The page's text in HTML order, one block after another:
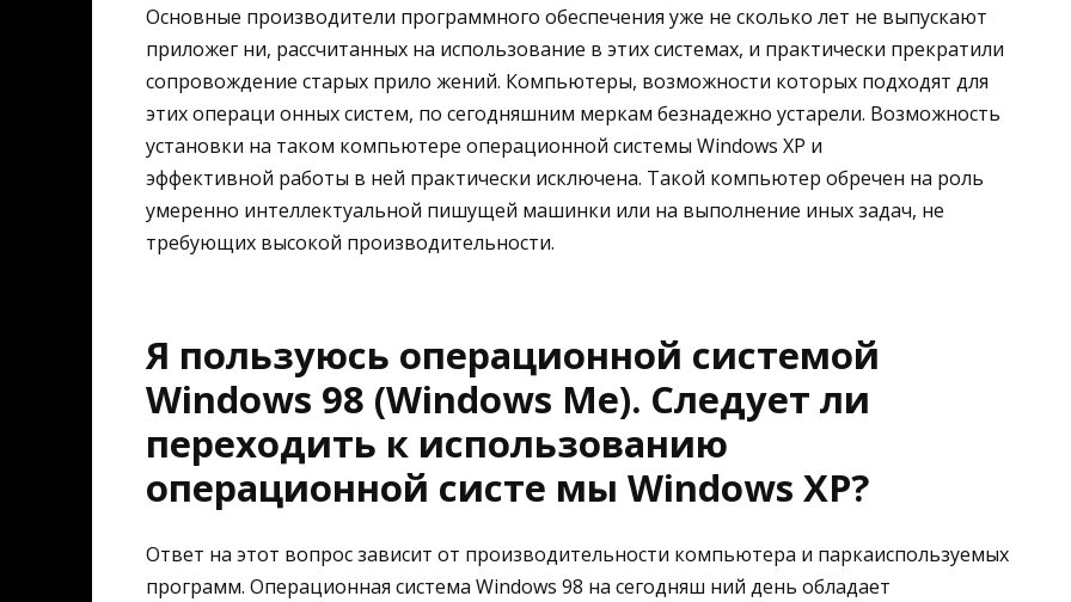
Основные производители программного обеспечения уже не сколько лет не выпускают
приложег ни, рассчитанных на использование в этих системах, и практически прекратили
сопровождение старых прило жений. Компьютеры, возможности которых подходят для
этих операци онных систем, по сегодняшним меркам безнадежно устарели. Возможность
установки на таком компьютере операционной системы Windows XP и
эффективной работы в ней практически исключена. Такой компьютер обречен на роль
умеренно интеллектуальной пишущей машинки или на выполнение иных задач, не
требующих высокой производительности.
Я пользуюсь операционной системой
Windows 98 (Windows Me). Следует ли
переходить к использованию
операционной систе мы Windows XP?
Ответ на этот вопрос зависит от производительности компьютера и паркаиспользуемых
программ. Операционная система Windows 98 на сегодняш ний день обладает